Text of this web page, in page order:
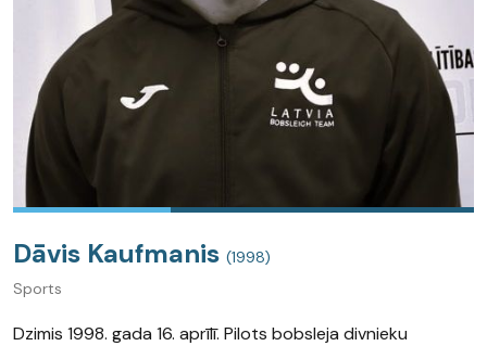
Dāvis Kaufmanis (1998)
Sports
Dzimis 1998. gada 16. aprīlī. Pilots bobsleja divnieku